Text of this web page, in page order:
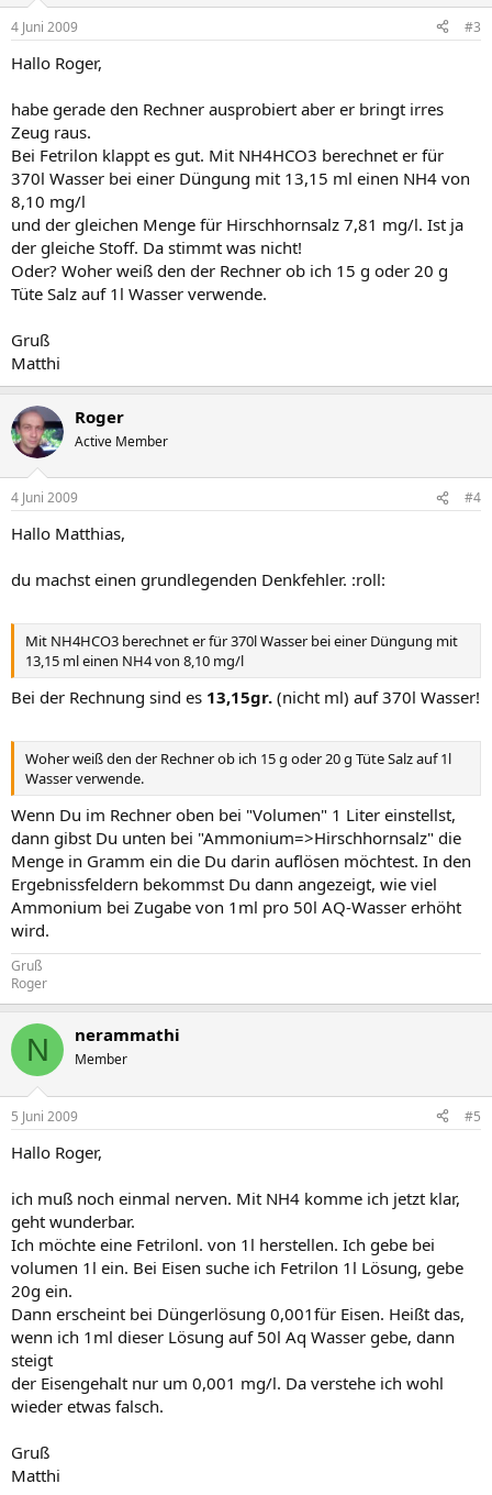
4 Juni 2009 #3
Hallo Roger,
habe gerade den Rechner ausprobiert aber er bringt irres
Zeug raus.
Bei Fetrilon klappt es gut. Mit NH4HCO3 berechnet er für
370l Wasser bei einer Düngung mit 13,15 ml einen NH4 von
8,10 mg/l
und der gleichen Menge für Hirschhornsalz 7,81 mg/l. Ist ja
der gleiche Stoff. Da stimmt was nicht!
Oder? Woher weiß den der Rechner ob ich 15 g oder 20 g
Tüte Salz auf 1l Wasser verwende.
Gruß
Matthi
Roger
Active Member
4 Juni 2009 #4
Hallo Matthias,
du machst einen grundlegenden Denkfehler. :roll:
Mit NH4HCO3 berechnet er für 370l Wasser bei einer Düngung mit
13,15 ml einen NH4 von 8,10 mg/l
Bei der Rechnung sind es 13,15gr. (nicht ml) auf 370l Wasser!
Woher weiß den der Rechner ob ich 15 g oder 20 g Tüte Salz auf 1l
Wasser verwende.
Wenn Du im Rechner oben bei "Volumen" 1 Liter einstellst,
dann gibst Du unten bei "Ammonium=>Hirschhornsalz" die
Menge in Gramm ein die Du darin auflösen möchtest. In den
Ergebnissfeldern bekommst Du dann angezeigt, wie viel
Ammonium bei Zugabe von 1ml pro 50l AQ-Wasser erhöht
wird.
Gruß
Roger
N nerammathi
Member
5 Juni 2009 #5
Hallo Roger,
ich muß noch einmal nerven. Mit NH4 komme ich jetzt klar,
geht wunderbar.
Ich möchte eine Fetrilonl. von 1l herstellen. Ich gebe bei
volumen 1l ein. Bei Eisen suche ich Fetrilon 1l Lösung, gebe
20g ein.
Dann erscheint bei Düngerlösung 0,001für Eisen. Heißt das,
wenn ich 1ml dieser Lösung auf 50l Aq Wasser gebe, dann
steigt
der Eisengehalt nur um 0,001 mg/l. Da verstehe ich wohl
wieder etwas falsch.
Gruß
Matthi